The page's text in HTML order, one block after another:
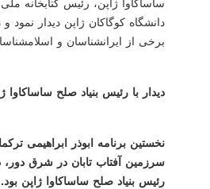
دانشگاه كوگاكان ژاپن دیدار
برخی از ایران‎شناسان و اسلام‎شناسان ژاپنی شركت كرد.
دیدار با رئیس بنیاد صلح ساساكاوا
نخستین برنامه ابوذر ابراهیمی
سرزمین آفتاب تابان در شرق دور،
رئیس بنیاد صلح ساساكاوا ژاپن